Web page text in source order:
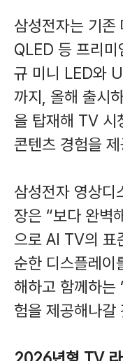
삼성전자는 기
QLED 등 프리
규 미니 LED와
까지, 올해 출시
을 탑재해 TV 시
콘텐츠 경험을
삼성전자 영상디
장은 “보다 완벽
으로 AI TV의 표
순한 디스플레이
해하고 함께하는
험을 제공해나갈